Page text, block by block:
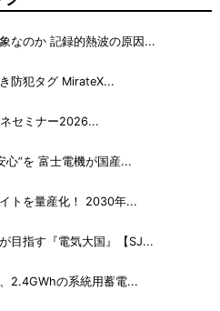
なのか 記録的熱波の原因...
防犯タグ MirateX...
セミナー2026...
心”を 富士電機が国産...
トを量産化！ 2030年...
目指す『電気大国』【SJ...
2.4GWhの系統用蓄電...